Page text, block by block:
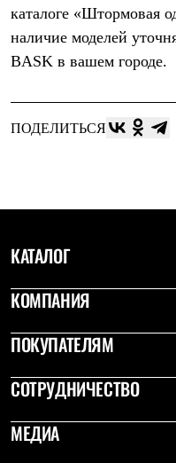
каталоге «Штормовая
наличие моделей
BASK в вашем городе.
ПОДЕЛИТЬСЯ
КАТАЛОГ
КОМПАНИЯ
ПОКУПАТЕЛЯМ
СОТРУДНИЧЕСТВО
МЕДИА